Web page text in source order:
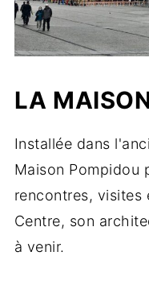
LA
Installée dans
Maison Pompidou
rencontres, visites
Centre, son
à venir.